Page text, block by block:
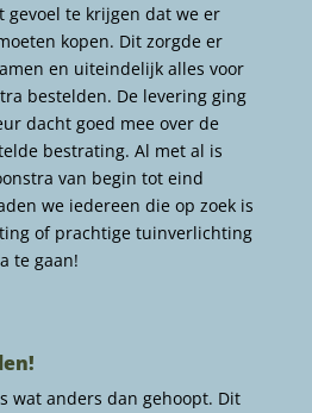
gevoel te krijgen dat we er
kopen. Dit zorgde er
en uiteindelijk alles voor
bestelden. De levering ging
dacht goed mee over de
bestrating. Al met al is
van begin tot eind
we iedereen die op zoek is
of prachtige tuinverlichting
te gaan!
wat anders dan gehoopt. Dit